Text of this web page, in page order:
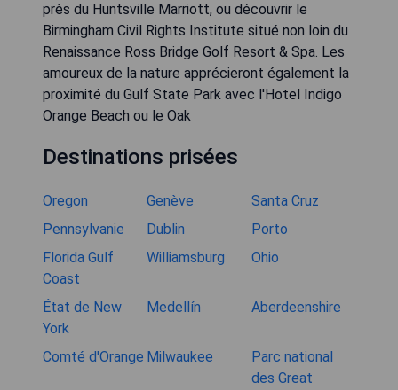
près du Huntsville Marriott, ou découvrir le
Birmingham Civil Rights Institute situé non loin du
Renaissance Ross Bridge Golf Resort & Spa. Les
amoureux de la nature apprécieront également la
proximité du Gulf State Park avec l'Hotel Indigo
Orange Beach ou le Oak
Destinations prisées
Oregon Genève
Santa Cruz
Pennsylvanie
Dublin
Porto
Florida Gulf
Coast
Williamsburg Ohio
État de New
York
Medellín Aberdeenshire
Comté d'Orange Milwaukee
Parc national
des Great